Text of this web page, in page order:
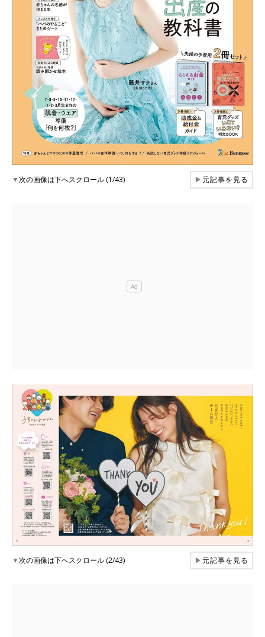
▼次の画像は下へスクロール (1/43) ▶元記事を見る
▼次の画像は下へスクロール (2/43) ▶元記事を見る